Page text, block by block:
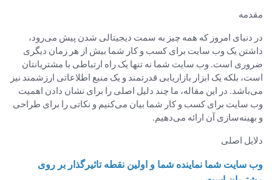
مقدمه
در دنیای امروز که همه چیز به سمت دیجیتالی شدن پیش می‌رود،
داشتن یک وب سایت برای کسب و کار شما بیش از هر زمان دیگری
ضروری است. وب سایت شما نه تنها یک راه ارتباطی با مشتریانتان
است، بلکه یک ابزار بازاریابی قدرتمند و یک منبع اطلاعاتی ارزشمند نیز
می‌باشد. در این مقاله، ما چند دلیل اصلی را برای نشان دادن اهمیت
وب سایت برای کسب و کار شما بیان می‌کنیم و نکاتی را برای طراحی
و بهینه‌سازی آن ارائه می‌دهیم.
دلایل اصلی
وب سایت شما نماینده شما و اولین نقطه تاثیرگذار بر روی